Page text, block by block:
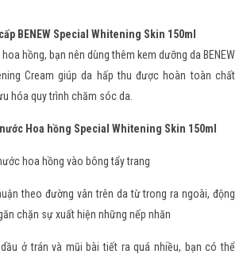
BENEW Special Whitening Skin 150ml
hồng, bạn nên dùng thêm kem dưỡng da BENEW
Cream giúp da hấp thu được hoàn toàn chất
hóa quy trình chăm sóc da.
Hoa hồng Special Whitening Skin 150ml
hoa hồng vào bông tẩy trang
theo đường vân trên da từ trong ra ngoài, động
chặn sự xuất hiện những nếp nhăn
dầu ở trán và mũi bài tiết ra quá nhiều, bạn có thể